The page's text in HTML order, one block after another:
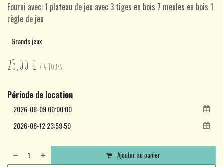
Fourni avec: 1 plateau de jeu avec 3 tiges en bois 7 meules en bois 1
règle de jeu
Grands jeux
25,00 € / 4 Jours
Période de location
Ajouter au panier